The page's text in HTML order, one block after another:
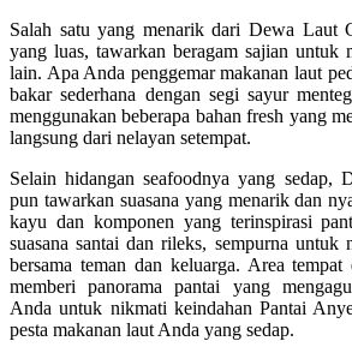
Salah satu yang menarik dari Dewa Laut
yang luas, tawarkan beragam sajian untuk
lain. Apa Anda penggemar makanan laut
bakar sederhana dengan segi sayur
menggunakan beberapa bahan fresh yang
langsung dari nelayan setempat.
Selain hidangan seafoodnya yang sedap,
pun tawarkan suasana yang menarik dan
kayu dan komponen yang terinspirasi
suasana santai dan rileks, sempurna untuk
bersama teman dan keluarga. Area
memberi panorama pantai yang
Anda untuk nikmati keindahan Pantai
pesta makanan laut Anda yang sedap.